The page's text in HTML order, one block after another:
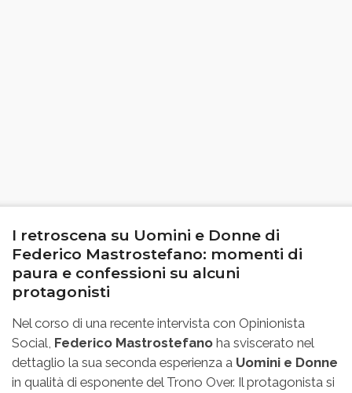
I retroscena su Uomini e Donne di
Federico Mastrostefano: momenti di
paura e confessioni su alcuni
protagonisti
Nel corso di una recente intervista con Opinionista
Social, Federico Mastrostefano ha sviscerato nel
dettaglio la sua seconda esperienza a Uomini e Donne
in qualità di esponente del Trono Over. Il protagonista si